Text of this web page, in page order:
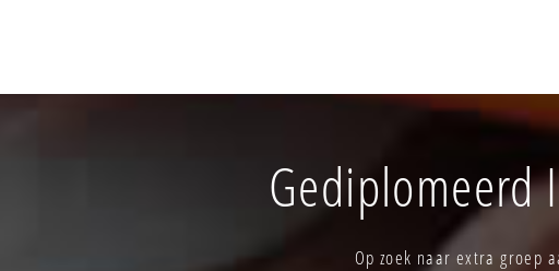
Gediplomeerd
Op zoek naar extra groep